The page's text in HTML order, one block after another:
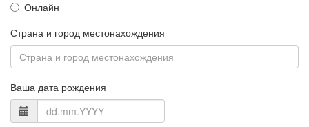
Онлайн
Страна и город местонахождения
Ваша дата рождения